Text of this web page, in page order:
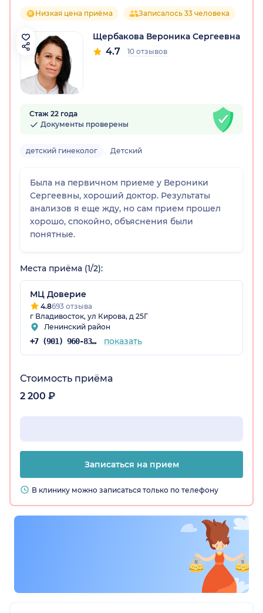
Низкая цена приёма Записалось 33 человека
Щербакова Вероника Сергеевна
4.7 10 отзывов
Стаж 22 года
Документы проверены
детский гинеколог Детский
Была на первичном приеме у Вероники
Сергеевны, хороший доктор. Результаты
анализов я еще жду, но сам прием прошел
хорошо, спокойно, объяснения были
понятные.
Места приёма (1/2):
МЦ Доверие
4.8693 отзыва
г Владивосток, ул Кирова, д 25Г
Ленинский район
+7 (901) 960-83-47 показать
Стоимость приёма
2 200 ₽
Записаться на прием
В клинику можно записаться только по телефону